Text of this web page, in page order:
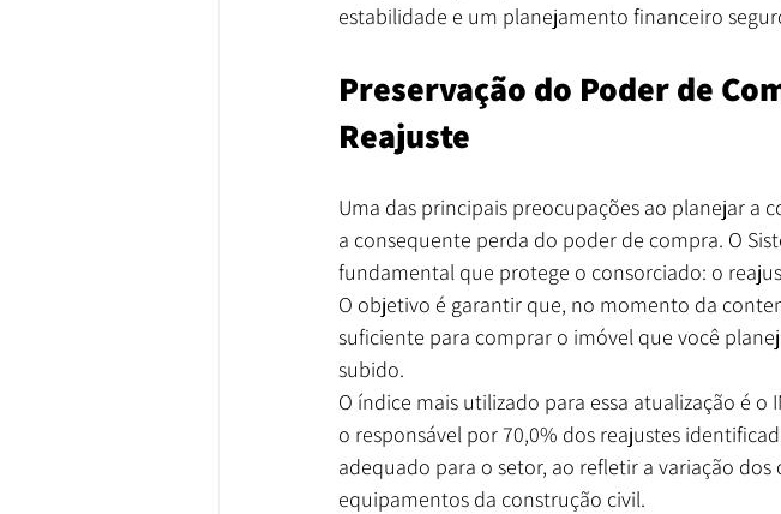
estabilidade e um planejamento financeiro
Preservação do Poder de
Reajuste
Uma das principais preocupações ao planejar a
a consequente perda do poder de compra. O
fundamental que protege o consorciado: o
O objetivo é garantir que, no momento da
suficiente para comprar o imóvel que você
subido.
O índice mais utilizado para essa atualização é o
o responsável por 70,0% dos reajustes
adequado para o setor, ao refletir a variação
equipamentos da construção civil.